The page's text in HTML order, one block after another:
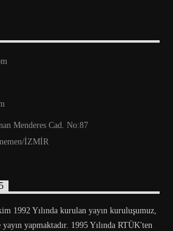
Menderes Cad. No:87
İZMİR
1992 Yılında kurulan yayın kuruluşumuz,
yapmaktadır. 1995 Yılında RTÜK'ten